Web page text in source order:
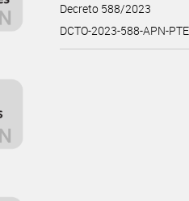
Decreto 588/2023
DCTO-2023-588-APN-